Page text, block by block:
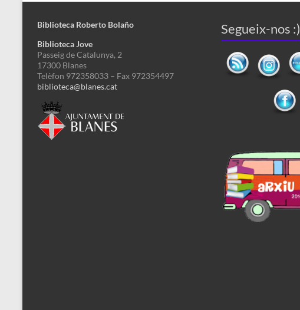
Biblioteca Roberto Bolaño
Biblioteca Jove
Passeig de Catalunya, 2
17300 Blanes
Telèfon 972358033 – Fax 972354497
biblioteca@blanes.cat
Segueix-nos :)